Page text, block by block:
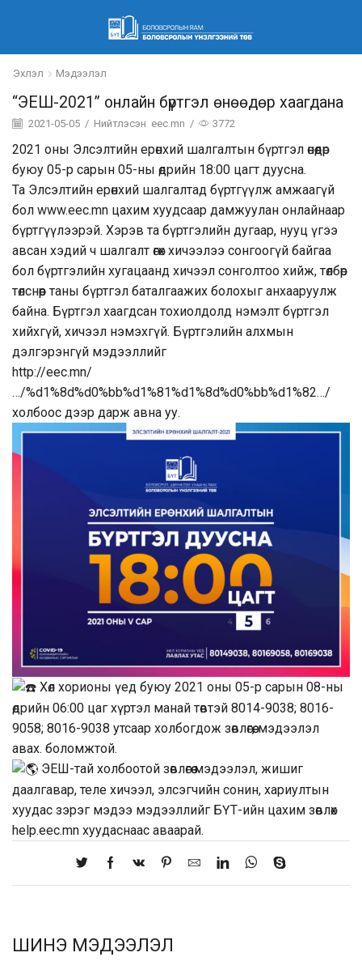
Эхлэл Мэдээлэл
“ЭЕШ-2021” онлайн бүртгэл өнөөдөр хаагдана
2021-05-05 / Нийтлэсэн eec.mn / 3772
2021 оны Элсэлтийн ерөнхий шалгалтын бүртгэл өнөөдөр
буюу 05-р сарын 05-ны өдрийн 18:00 цагт дуусна.
Та Элсэлтийн ерөнхий шалгалтад бүртгүүлж амжаагүй
бол www.eec.mn цахим хуудсаар дамжуулан онлайнаар
бүртгүүлээрэй. Хэрэв та бүртгэлийн дугаар, нууц үгээ
авсан хэдий ч шалгалт өгөх хичээлээ сонгоогүй байгаа
бол бүртгэлийн хугацаанд хичээл сонголтоо хийж, төлбөр
төлснөөр таны бүртгэл баталгаажих болохыг анхааруулж
байна. Бүртгэл хаагдсан тохиолдолд нэмэлт бүртгэл
хийхгүй, хичээл нэмэхгүй. Бүртгэлийн алхмын
дэлгэрэнгүй мэдээллийг
http://eec.mn/
…/%d1%8d%d0%bb%d1%81%d1%8d%d0%bb%d1%82…/
холбоос дээр дарж авна уу.
Хөл хорионы үед буюу 2021 оны 05-р сарын 08-ны
өдрийн 06:00 цаг хүртэл манай төвтэй 8014-9038; 8016-
9058; 8016-9038 утсаар холбогдож зөвлөгөө, мэдээлэл
авах. боломжтой.
ЭЕШ-тай холбоотой зөвлөгөө мэдээлэл, жишиг
даалгавар, теле хичээл, элсэгчийн сонин, хариултын
хуудас зэрэг мэдээ мэдээллийг БҮТ-ийн цахим зөвлөх
help.eec.mn хуудаснаас аваарай.
ШИНЭ МЭДЭЭЛЭЛ